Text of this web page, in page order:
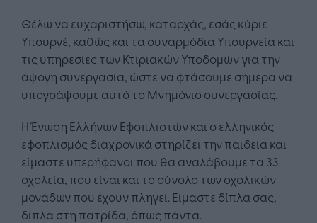
Θέλω να ευχαριστήσω, καταρχάς, εσάς κύριε
Υπουργέ, καθώς και τα συναρμόδια Υπουργεία και
τις υπηρεσίες των Κτιριακών Υποδομών για την
άψογη συνεργασία, ώστε να φτάσουμε σήμερα να
υπογράψουμε αυτό το Μνημόνιο συνεργασίας.
Η Ένωση Ελλήνων Εφοπλιστών και ο ελληνικός
εφοπλισμός διαχρονικά στηρίζει την παιδεία και
είμαστε υπερήφανοι που θα αναλάβουμε τα 33
σχολεία, που είναι και το σύνολο των σχολικών
μονάδων που έχουν πληγεί. Είμαστε δίπλα σας,
δίπλα στη πατρίδα, όπως πάντα.